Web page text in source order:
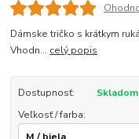
Dámske tričko s krátkym
Vhodn... celý popis
Dostupnosť:
Skladom
Veľkosť / farba: